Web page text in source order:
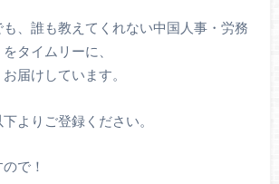
も、誰も教えてくれない中国人事・労務
タイムリーに、
届けしています。
よりご登録ください。
で！